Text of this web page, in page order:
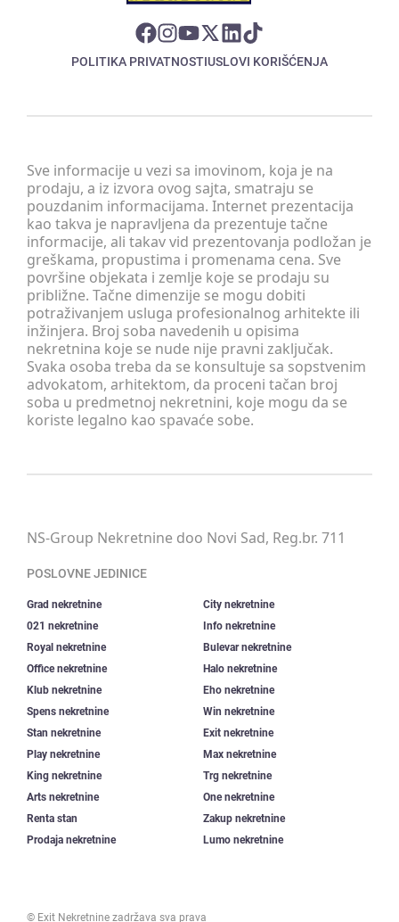
POLITIKA PRIVATNOSTIUSLOVI KORIŠĆENJA
Sve informacije u vezi sa imovinom, koja je na
prodaju, a iz izvora ovog sajta, smatraju se
pouzdanim informacijama. Internet prezentacija
kao takva je napravljena da prezentuje tačne
informacije, ali takav vid prezentovanja podložan je
greškama, propustima i promenama cena. Sve
površine objekata i zemlje koje se prodaju su
približne. Tačne dimenzije se mogu dobiti
potraživanjem usluga profesionalnog arhitekte ili
inžinjera. Broj soba navedenih u opisima
nekretnina koje se nude nije pravni zaključak.
Svaka osoba treba da se konsultuje sa sopstvenim
advokatom, arhitektom, da proceni tačan broj
soba u predmetnoj nekretnini, koje mogu da se
koriste legalno kao spavaće sobe.
NS-Group Nekretnine doo Novi Sad, Reg.br. 711
POSLOVNE JEDINICE
Grad nekretnine
City nekretnine
021 nekretnine
Info nekretnine
Royal nekretnine
Bulevar nekretnine
Office nekretnine
Halo nekretnine
Klub nekretnine
Eho nekretnine
Spens nekretnine
Win nekretnine
Stan nekretnine
Exit nekretnine
Play nekretnine
Max nekretnine
King nekretnine
Trg nekretnine
Arts nekretnine
One nekretnine
Renta stan
Zakup nekretnine
Prodaja nekretnine
Lumo nekretnine
© Exit Nekretnine zadržava sva prava